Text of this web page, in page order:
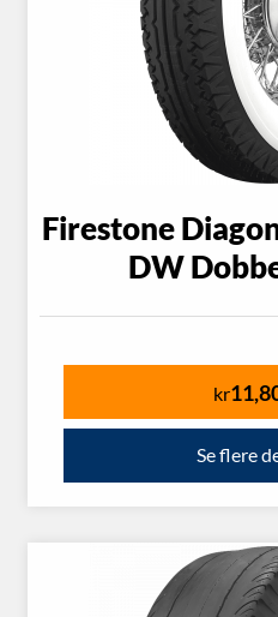
Firestone
DW
kr
Se flere